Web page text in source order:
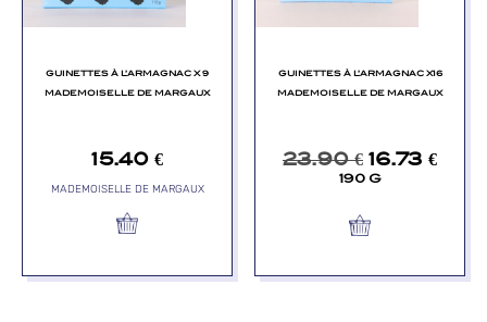
GUINETTES À L’ARMAGNAC X 9
MADEMOISELLE DE MARGAUX
15.40 €
MADEMOISELLE DE MARGAUX
GUINETTES À L’ARMAGNAC X16
MADEMOISELLE DE MARGAUX
23.90€ 16.73 €
190 G